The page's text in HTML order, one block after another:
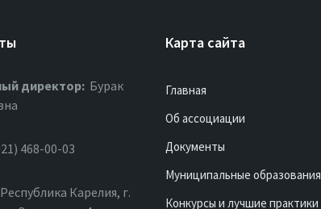
директор: Бурак
468-00-03
Карелия, г.
Карта сайта
Главная
Об ассоциации
Документы
Муниципальные образования
Конкурсы и лучшие практики